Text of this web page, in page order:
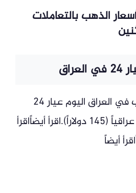
الذهب بالتعاملات
جاء سعر غرام الذهب في العراق اليوم عيار 24
عند 190,185 ديناراً عراقياً (145 دولاراً).اقرأ أيضاًاقرأ
أيضاً